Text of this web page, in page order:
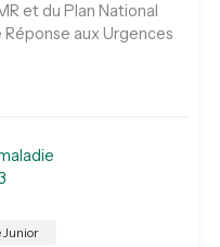
et du Plan National
aux Urgences
Junior